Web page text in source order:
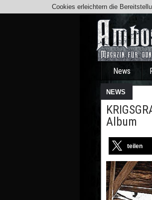
News
NEWS
Album
teilen
Cookies erleichtern die